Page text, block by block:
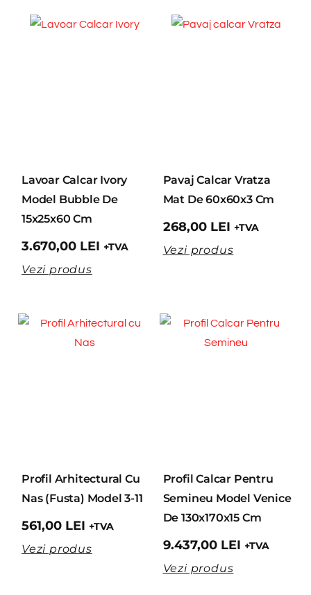
Lavoar Calcar Ivory
Model Bubble De
15x25x60 Cm
3.670,00 LEI +TVA
Vezi produs
Pavaj Calcar Vratza
Mat De 60x60x3 Cm
268,00 LEI +TVA
Vezi produs
Profil Arhitectural Cu
Nas (fusta) Model 3-11
561,00 LEI +TVA
Vezi produs
Profil Calcar Pentru
Semineu Model Venice
De 130x170x15 Cm
9.437,00 LEI +TVA
Vezi produs